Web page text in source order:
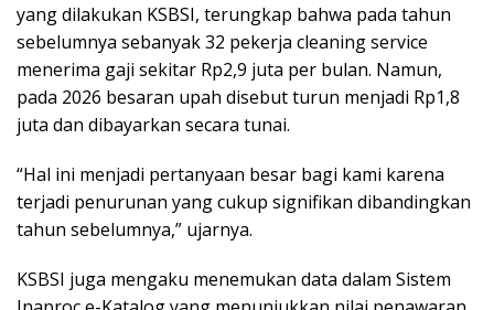
yang dilakukan KSBSI, terungkap bahwa pada tahun
sebelumnya sebanyak 32 pekerja cleaning service
menerima gaji sekitar Rp2,9 juta per bulan. Namun,
pada 2026 besaran upah disebut turun menjadi Rp1,8
juta dan dibayarkan secara tunai.
“Hal ini menjadi pertanyaan besar bagi kami karena
terjadi penurunan yang cukup signifikan dibandingkan
tahun sebelumnya,” ujarnya.
KSBSI juga mengaku menemukan data dalam Sistem